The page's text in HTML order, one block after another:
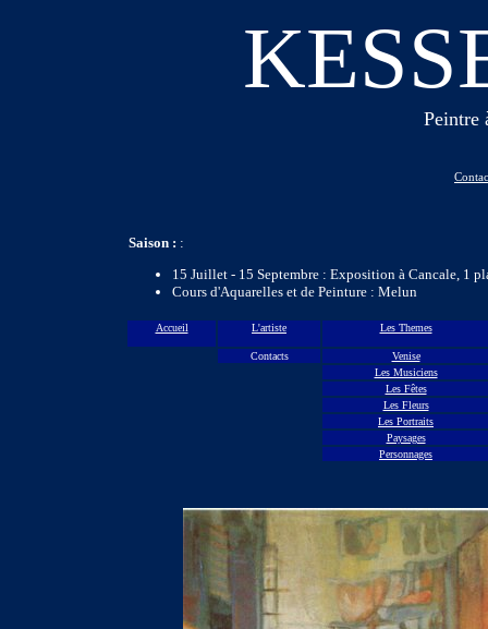
Peintre
Saison : :
15 Juillet - 15 Septembre : Exposition à Cancale, 1
Cours d'Aquarelles et de Peinture : Melun
Accueil L'artiste Les Themes
Contacts
Venise
Les Musiciens
Les Fêtes
Les Fleurs
Les Portraits
Paysages
Personnages